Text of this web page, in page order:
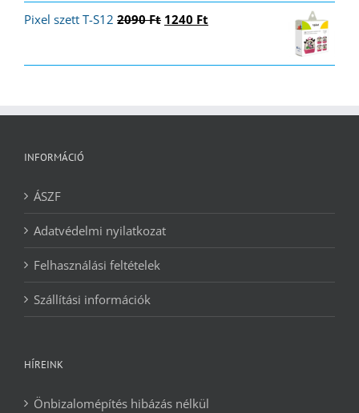
Pixel szett T-S12 2090Ft Original
1240 Ft
INFORMÁCIÓ
ÁSZF
Adatvédelmi nyilatkozat
Felhasználási feltételek
Szállítási információk
HÍREINK
Önbizalomépítés hibázás nélkül